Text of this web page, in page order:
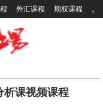
外汇课程 期权课程 。
析课视频课程